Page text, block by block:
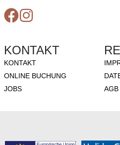
KONTAKT
KONTAKT
ONLINE BUCHUNG
JOBS
AGB